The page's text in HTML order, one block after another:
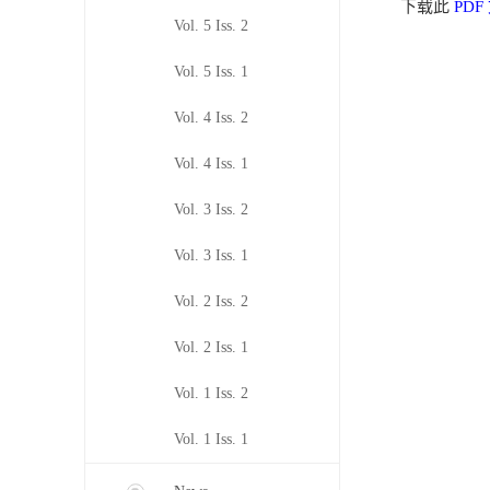
Vol. 5 Iss. 2
Vol. 5 Iss. 1
Vol. 4 Iss. 2
Vol. 4 Iss. 1
Vol. 3 Iss. 2
Vol. 3 Iss. 1
Vol. 2 Iss. 2
Vol. 2 Iss. 1
Vol. 1 Iss. 2
Vol. 1 Iss. 1
下载此PDF